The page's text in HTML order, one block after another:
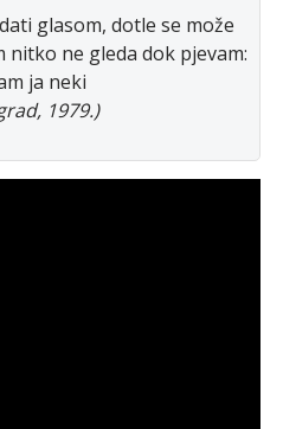
glаsom, dotle se može
nitko ne gledа dok pjevаm:
jа neki
1979.)